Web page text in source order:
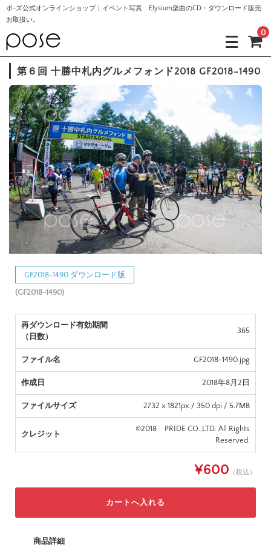
ポ-ズ公式オンラインショップ｜イベント写真 Elysium楽曲のCD・ダウンロード販売
お取扱い。
0
第６回 十勝中札内グルメフォンド2018 GF2018-1490
GF2018-1490 ダウンロード版
(GF2018-1490)
再ダウンロード有効期間
（日数）
365
ファイル名 GF2018-1490.jpg
作成日 2018年8月2日
ファイルサイズ 2732 x 1821px / 350 dpi / 5.7MB
クレジット
©2018 PRIDE CO.,LTD. All Rights
Reserved.
¥600 （税込）
商品詳細